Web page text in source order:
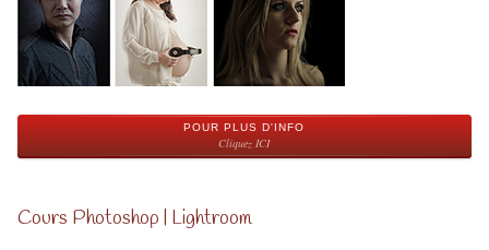
POUR PLUS D'INFO
Cliquez ICI
Cours Photoshop | Lightroom